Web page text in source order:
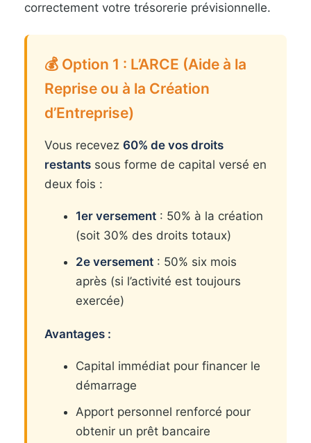
correctement votre trésorerie prévisionnelle.
💰 Option 1 : L’ARCE (Aide à la
Reprise ou à la Création
d’Entreprise)
Vous recevez 60% de vos droits
restants sous forme de capital versé en
deux fois :
1er versement : 50% à la création
(soit 30% des droits totaux)
2e versement : 50% six mois
après (si l’activité est toujours
exercée)
Avantages :
Capital immédiat pour financer le
démarrage
Apport personnel renforcé pour
obtenir un prêt bancaire